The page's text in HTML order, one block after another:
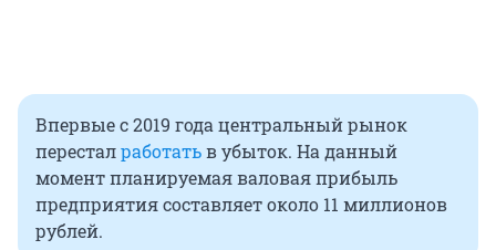
Впервые с 2019 года центральный рынок
пересталработатьв убыток. На данный
момент планируемая валовая прибыль
предприятия составляет около 11 миллионов
рублей.